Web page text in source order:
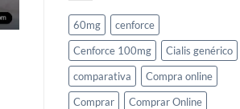
60mg
cenforce
Cenforce 100mg
Cialis genérico
comparativa
Compra online
Comprar
Comprar Online